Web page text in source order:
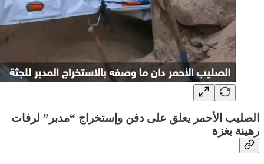
الصليب الأحمر يعلق على دفن وإستخراج “مدبر” لرفات
رهينة بغزة